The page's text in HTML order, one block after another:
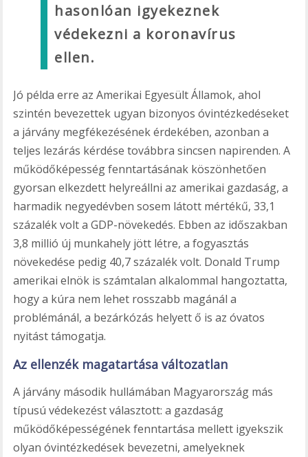
hasonlóan igyekeznek
védekezni a koronavírus
ellen.
Jó példa erre az Amerikai Egyesült Államok, ahol
szintén bevezettek ugyan bizonyos óvintézkedéseket
a járvány megfékezésének érdekében, azonban a
teljes lezárás kérdése továbbra sincsen napirenden. A
működőképesség fenntartásának köszönhetően
gyorsan elkezdett helyreállni az amerikai gazdaság, a
harmadik negyedévben sosem látott mértékű, 33,1
százalék volt a GDP-növekedés. Ebben az időszakban
3,8 millió új munkahely jött létre, a fogyasztás
növekedése pedig 40,7 százalék volt. Donald Trump
amerikai elnök is számtalan alkalommal hangoztatta,
hogy a kúra nem lehet rosszabb magánál a
problémánál, a bezárkózás helyett ő is az óvatos
nyitást támogatja.
Az ellenzék magatartása változatlan
A járvány második hullámában Magyarország más
típusú védekezést választott: a gazdaság
működőképességének fenntartása mellett igyekszik
olyan óvintézkedések bevezetni, amelyeknek